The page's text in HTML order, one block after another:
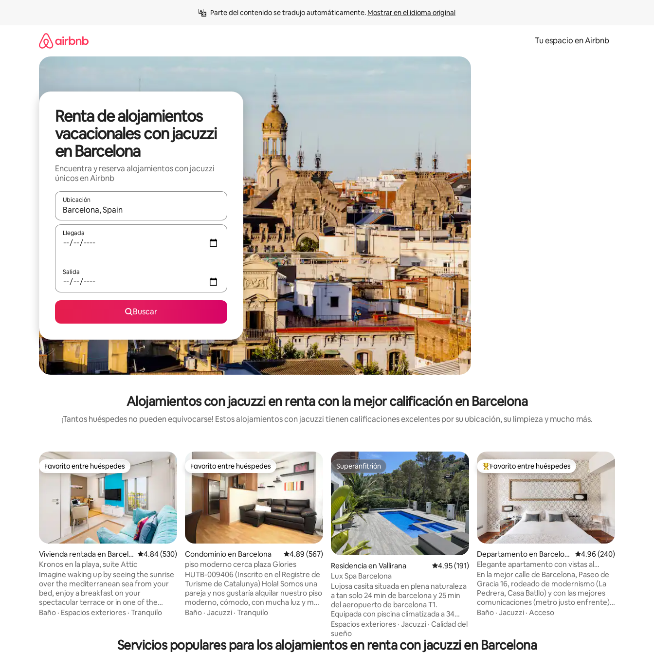
Parte del contenido se tradujo automáticamente. Mostrar en el idioma original
Tu espacio en Airbnb
Renta de alojamientos
vacacionales con jacuzzi
en Barcelona
Encuentra y reserva alojamientos con jacuzzi
únicos en Airbnb
Ubicación
Cuando los resultados estén disponibles, podrás navegar usando las teclas de las flechas hacia arriba y hacia abajo, o bien tocando y deslizando la pantalla.
Llegada
Salida
Buscar
Alojamientos con jacuzzi en renta con la mejor calificación en Barcelona
¡Tantos huéspedes no pueden equivocarse! Estos alojamientos con jacuzzi tienen calificaciones excelentes por su ubicación, su limpieza y mucho más.
Favorito entre huéspedes
Favorito entre huéspedes
Vivienda rentada en Barcelo
na
Calificación promedio: 4.84 de 5; 530 evaluaciones
4.84 (530)
Kronos en la playa, suite Attic
Imagine waking up by seeing the sunrise
over the mediterranean sea from your
bed, enjoy a breakfast on your
spectacular terrace or in one of the
many bars and coffee shops in
the city. Stylish and brand new
apartment facing the Mediterranean
Baño · Espacios exteriores · Tranquilo
Favorito entre huéspedes
Favorito entre huéspedes
Condominio en Barcelona Calificación promedio: 4.89 de 5; 567 evaluaciones
4.89 (567)
piso moderno cerca plaza Glories
HUTB-009406 (Inscrito en el Registre de
Turisme de Catalunya) Hola! Somos una
pareja y nos gustaría alquilar nuestro piso
moderno, cómodo, con mucha luz y muy
tranquilo. Ideal para parejas y para
plaza Catalunya y 4 min de la Sagrada
Familia). En la misma estación también
Baño · Jacuzzi · Tranquilo
Superanfitrión
Superanfitrión
Residencia en Vallirana Calificación promedio: 4.95 de 5; 191 evaluaciones
4.95 (191)
Lux Spa Barcelona
Lujosa casita situada en plena naturaleza
a tan solo 24 min de barcelona y 25 min
del aeropuerto de barcelona T1.
Equipada con piscina climatizada a 34
grados y yacuzy exterior. Horario de uso
de piscina de 9h de la mañana a 22h de la
noche. Está prohibido montar fiestas ,
cumpleaños o cualquier celebracion que
Espacios exteriores · Jacuzzi · Calidad del
sueño
De los mejores en Favorito entre huéspedes
Favorito entre huéspedes
Departamento en Barcelon
a
Calificación promedio:
4.96 (240)
Elegante apartamento con vistas al
icónico Paseo de Gracia
En la mejor calle de Barcelona, ​Paseo de
Gracia 16, rodeado de modernismo (La
Pedrera, Casa Batllo) y con las mejores
comunicaciones (metro justo enfrente),
tiendas exclusivas y en pleno centro (Pl.
moderno y elegante con servicio de
seguridad. ZARA ocupa la planta baja del
Baño · Jacuzzi · Acceso
Servicios populares para los alojamientos en renta con jacuzzi en Barcelona